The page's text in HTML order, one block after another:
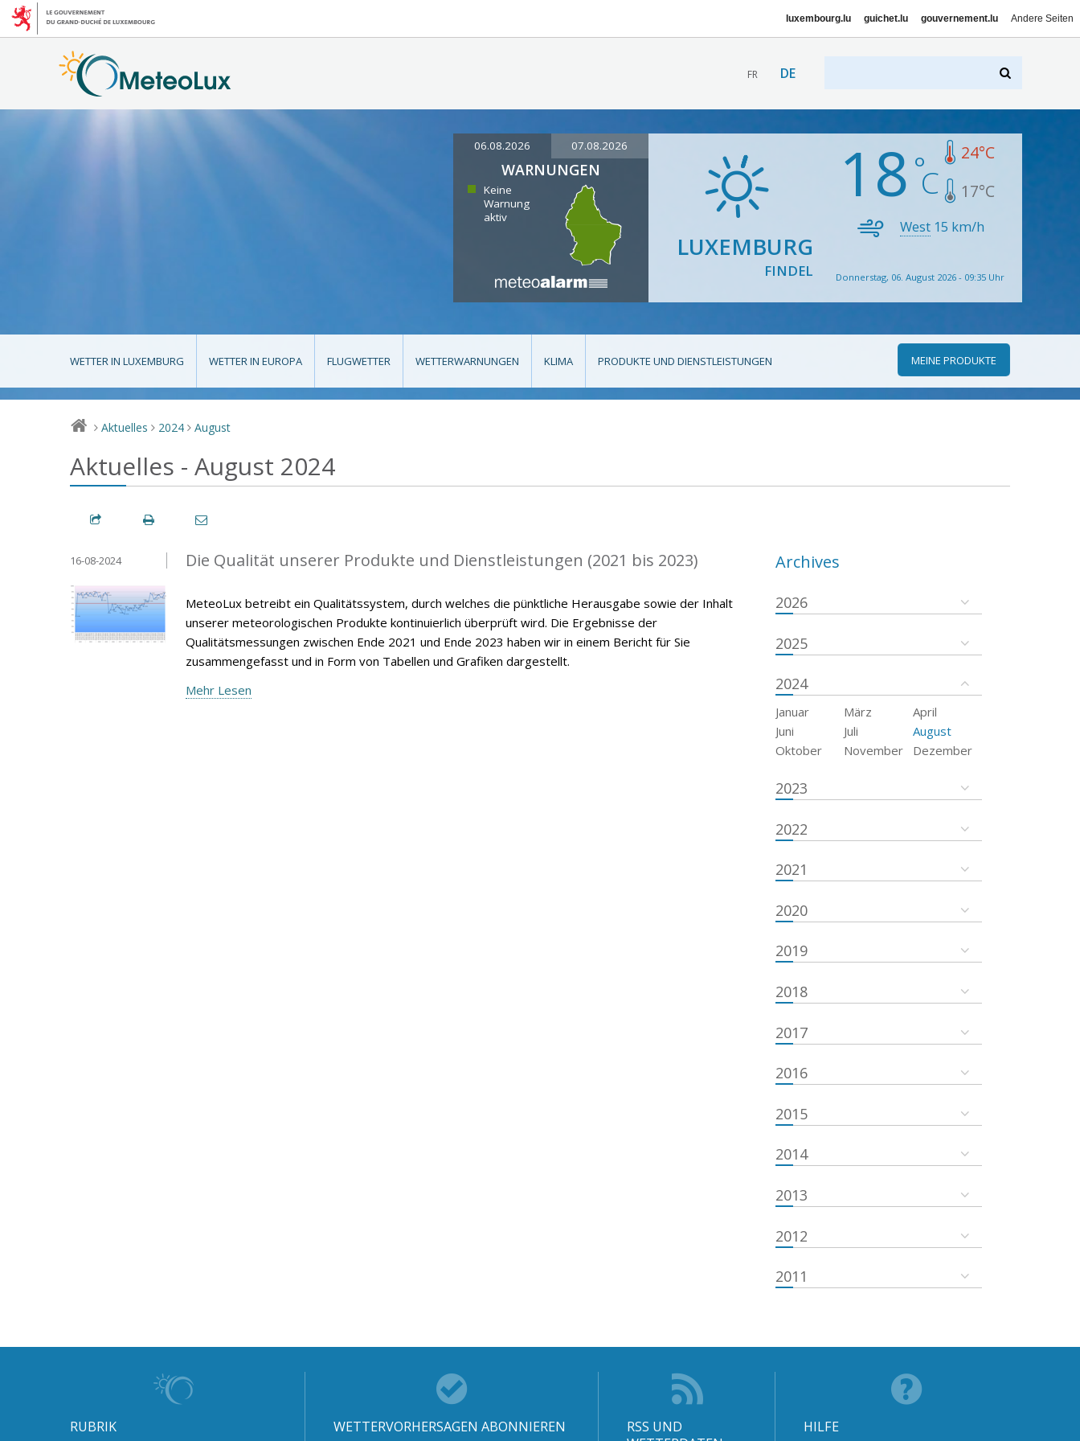
luxembourg.lu guichet.lu gouvernement.lu Andere Seiten
FR DE
06.08.2026 07.08.2026
WARNUNGEN
Keine
Warnung
aktiv
LUXEMBURG
FINDEL
18 24°C
17°C
West 15 km/h
Donnerstag, 06. August 2026 - 09:35 Uhr
WETTER IN LUXEMBURG WETTER IN EUROPA FLUGWETTER WETTERWARNUNGEN KLIMA PRODUKTE UND DIENSTLEISTUNGEN MEINE PRODUKTE
> Aktuelles > 2024 > August
Aktuelles - August 2024
Die Qualität unserer Produkte und Dienstleistungen (2021 bis 2023)
16-08-2024
MeteoLux betreibt ein Qualitätssystem, durch welches die pünktliche Herausgabe sowie der Inhalt
unserer meteorologischen Produkte kontinuierlich überprüft wird. Die Ergebnisse der
Qualitätsmessungen zwischen Ende 2021 und Ende 2023 haben wir in einem Bericht für Sie
zusammengefasst und in Form von Tabellen und Grafiken dargestellt.
Mehr Lesen
Archives
2026
2025
2024
Januar März
April
Juni
Juli
August
Oktober
November Dezember
2023
2022
2021
2020
2019
2018
2017
2016
2015
2014
2013
2012
2011
RUBRIK WETTERVORHERSAGEN ABONNIEREN
RSS UND
HILFE